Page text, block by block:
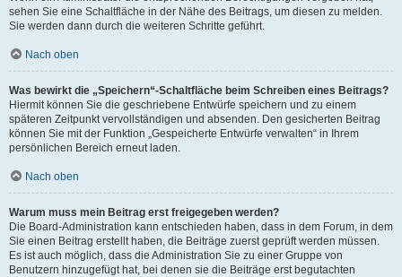
sehen Sie eine Schaltfläche in der Nähe des Beitrags, um diesen zu melden.
Sie werden dann durch die weiteren Schritte geführt.
Nach oben
Was bewirkt die „Speichern“-Schaltfläche beim Schreiben eines Beitrags?
Hiermit können Sie die geschriebene Entwürfe speichern und zu einem
späteren Zeitpunkt vervollständigen und absenden. Den gesicherten Beitrag
können Sie mit der Funktion „Gespeicherte Entwürfe verwalten“ in Ihrem
persönlichen Bereich erneut laden.
Nach oben
Warum muss mein Beitrag erst freigegeben werden?
Die Board-Administration kann entschieden haben, dass in dem Forum, in dem
Sie einen Beitrag erstellt haben, die Beiträge zuerst geprüft werden müssen.
Es ist auch möglich, dass die Administration Sie zu einer Gruppe von
Benutzern hinzugefügt hat, bei denen sie die Beiträge erst begutachten